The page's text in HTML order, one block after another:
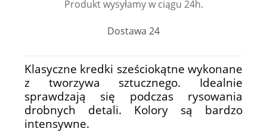
Produkt wysyłamy w ciągu 24h.
Dostawa 24
Klasyczne kredki sześciokątne wykonane
z tworzywa sztucznego. Idealnie
sprawdzają się podczas rysowania
drobnych detali. Kolory są bardzo
intensywne.